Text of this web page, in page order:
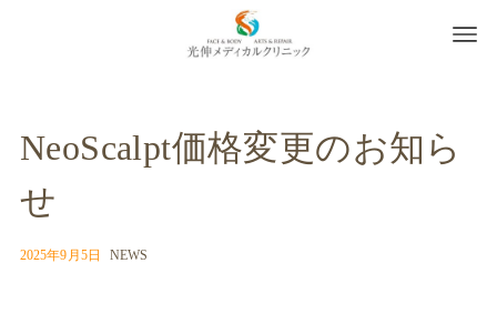
NeoScalpt価格変更のお知ら
せ
2025年9月5日 NEWS